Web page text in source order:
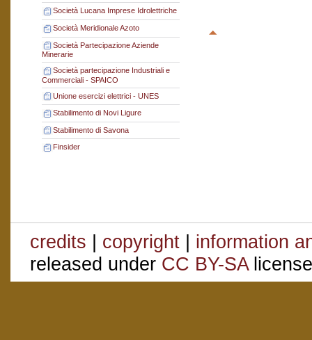
Società Lucana Imprese Idrolettriche
Società Meridionale Azoto
Società Partecipazione Aziende
Minerarie
Società partecipazione Industriali e
Commerciali - SPAICO
Unione esercizi elettrici - UNES
Stabilimento di Novi Ligure
Stabilimento di Savona
Finsider
credits | copyright | information
released under CC BY-SA